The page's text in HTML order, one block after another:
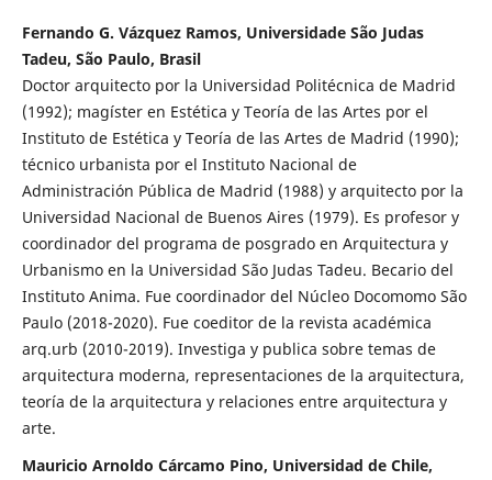
Fernando G. Vázquez Ramos, Universidade São Judas
Tadeu, São Paulo, Brasil
Doctor arquitecto por la Universidad Politécnica de Madrid
(1992); magíster en Estética y Teoría de las Artes por el
Instituto de Estética y Teoría de las Artes de Madrid (1990);
técnico urbanista por el Instituto Nacional de
Administración Pública de Madrid (1988) y arquitecto por la
Universidad Nacional de Buenos Aires (1979). Es profesor y
coordinador del programa de posgrado en Arquitectura y
Urbanismo en la Universidad São Judas Tadeu. Becario del
Instituto Anima. Fue coordinador del Núcleo Docomomo São
Paulo (2018-2020). Fue coeditor de la revista académica
arq.urb (2010-2019). Investiga y publica sobre temas de
arquitectura moderna, representaciones de la arquitectura,
teoría de la arquitectura y relaciones entre arquitectura y
arte.
Mauricio Arnoldo Cárcamo Pino, Universidad de Chile,